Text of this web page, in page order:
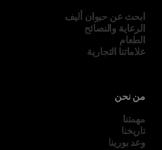
ابحث عن حيوان أليف
الرعاية والنصائح
الطعام
علاماتنا التجارية
من نحن
مهمتنا
تاريخنا
وعد بورينا